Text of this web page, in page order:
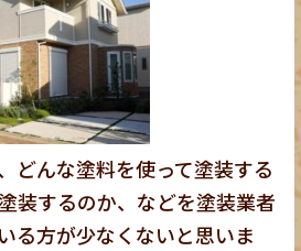
どんな塗料を使って塗装する
装するのか、などを塗装業者
る方が少なくないと思いま